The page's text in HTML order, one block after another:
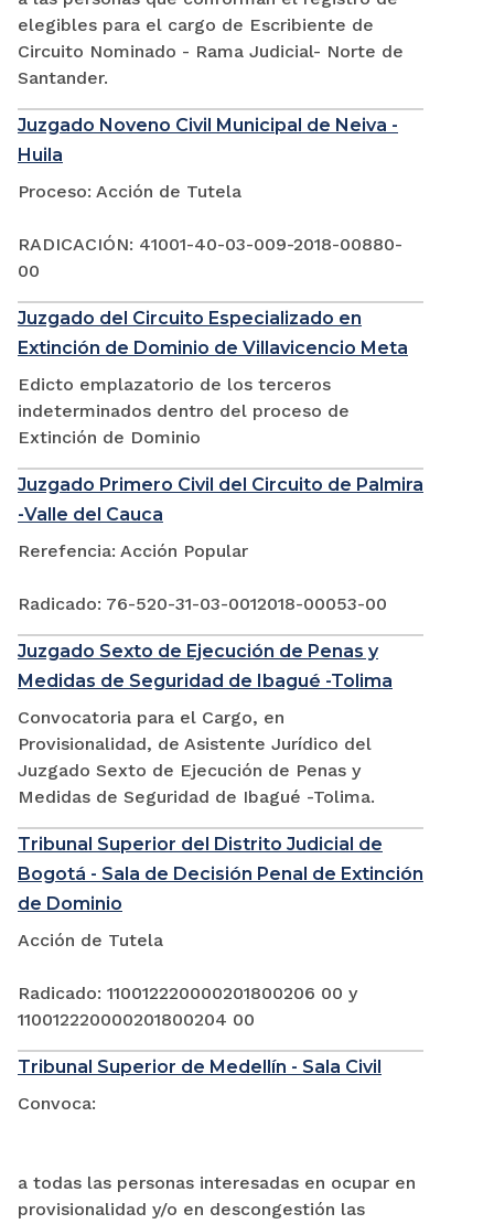
elegibles para el cargo de Escribiente de
Circuito Nominado - Rama Judicial- Norte de
Santander.
Juzgado Noveno Civil Municipal de Neiva -
Huila
Proceso: Acción de Tutela
RADICACIÓN: 41001-40-03-009-2018-00880-
00
Juzgado del Circuito Especializado en
Extinción de Dominio de Villavicencio Meta
Edicto emplazatorio de los terceros
indeterminados dentro del proceso de
Extinción de Dominio
Juzgado Primero Civil del Circuito de Palmira
-Valle del Cauca
Rerefencia: Acción Popular
Radicado: 76-520-31-03-0012018-00053-00
Juzgado Sexto de Ejecución de Penas y
Medidas de Seguridad de Ibagué -Tolima
Convocatoria para el Cargo, en
Provisionalidad, de Asistente Jurídico del
Juzgado Sexto de Ejecución de Penas y
Medidas de Seguridad de Ibagué -Tolima.
Tribunal Superior del Distrito Judicial de
Bogotá - Sala de Decisión Penal de Extinción
de Dominio
Acción de Tutela
Radicado: 110012220000201800206 00 y
110012220000201800204 00
Tribunal Superior de Medellín - Sala Civil
Convoca:
a todas las personas interesadas en ocupar en
provisionalidad y/o en descongestión las